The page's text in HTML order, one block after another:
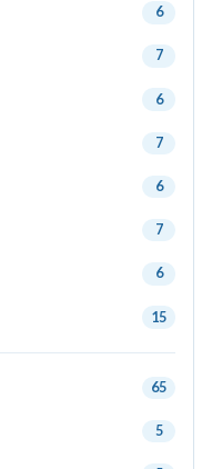
6
7
6
7
6
7
6
15
65
5